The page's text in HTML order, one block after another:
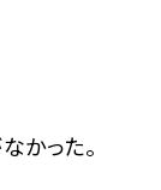
かった。